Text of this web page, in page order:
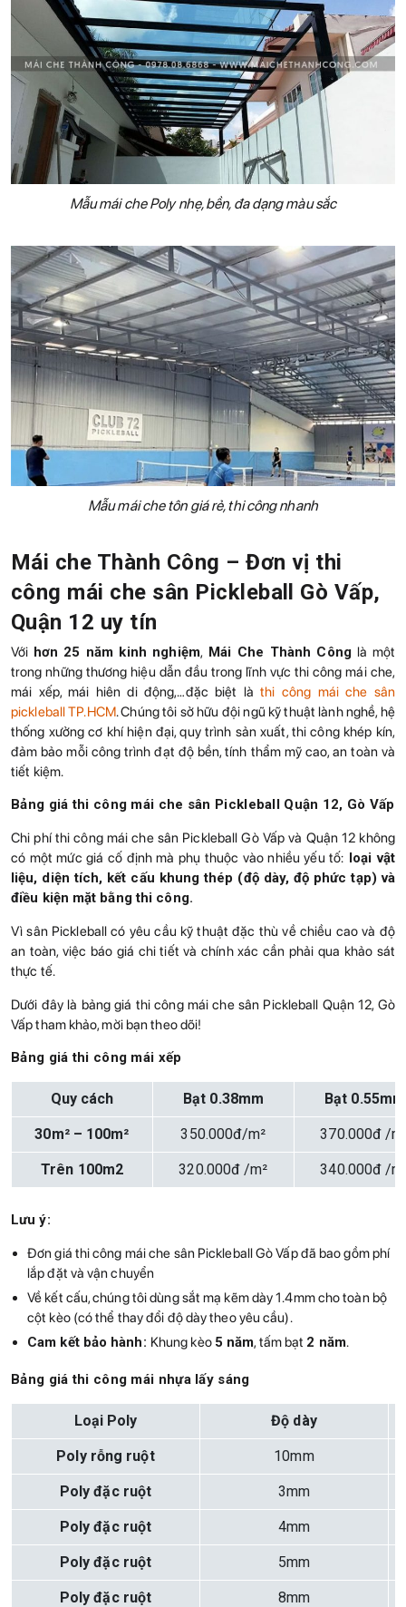
Mẫu mái che Poly nhẹ, bền, đa dạng màu sắc
Mẫu mái che tôn giá rẻ, thi công nhanh
Mái che Thành Công – Đơn vị thi
công mái che sân Pickleball Gò Vấp,
Quận 12 uy tín
Với hơn 25 năm kinh nghiệm, Mái Che Thành Cônglà một
trong những thương hiệu dẫn đầu trong lĩnh vực thi công mái che,
mái xếp, mái hiên di động,…đặc biệt làthi công mái che sân
pickleball TP.HCM.Chúng tôi sở hữu đội ngũ kỹ thuật lành nghề, hệ
thống xưởng cơ khí hiện đại, quy trình sản xuất, thi công khép kín,
đảm bảo mỗi công trình đạt độ bền, tính thẩm mỹ cao, an toàn và
tiết kiệm.
Bảng giá thi công mái che sân Pickleball Quận 12, Gò Vấp
Chi phí thi công mái che sân Pickleball Gò Vấp và Quận 12 không
có một mức giá cố định mà phụ thuộc vào nhiều yếu tố: loại vật
liệu, diện tích, kết cấu khung thép (độ dày, độ phức tạp) và
điều kiện mặt bằng thi công.
Vì sân Pickleball có yêu cầu kỹ thuật đặc thù về chiều cao và độ
an toàn, việc báo giá chi tiết và chính xác cần phải qua khảo sát
thực tế.
Dưới đây là bảng giá thi công mái che sân Pickleball Quận 12, Gò
Vấp tham khảo, mời bạn theo dõi!
Bảng giá thi công mái xếp
Quy cách Bạt 0.38mm Bạt 0.55mm
30m² – 100m² 350.000đ/m² 370.000đ /
Trên 100m2 320.000đ /m² 340.000đ /
Lưu ý:
Đơn giá thi công mái che sân Pickleball Gò Vấp đã bao gồm phí
lắp đặt và vận chuyển
Về kết cấu, chúng tôi dùng sắt mạ kẽm dày 1.4mm cho toàn bộ
cột kèo (có thể thay đổi độ dày theo yêu cầu).
Cam kết bảo hành: Khung kèo 5 năm, tấm bạt 2 năm.
Bảng giá thi công mái nhựa lấy sáng
Loại Poly Độ dày
Poly rỗng ruột 10mm
Poly đặc ruột 3mm
Poly đặc ruột 4mm
Poly đặc ruột 5mm
Poly đặc ruột 8mm